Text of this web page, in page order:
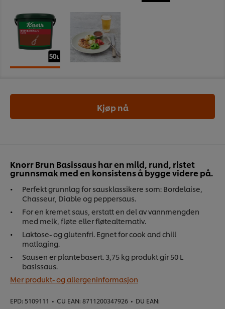
Knorr Brun Basissaus har en mild, rund, ristet
grunnsmak med en konsistens å bygge videre på.
Perfekt grunnlag for sausklassikere som: Bordelaise,
Chasseur, Diable og peppersaus.
For en kremet saus, erstatt en del av vannmengden
med melk, fløte eller fløtealternativ.
Laktose- og glutenfri. Egnet for cook and chill
matlaging.
Sausen er plantebasert. 3,75 kg produkt gir 50 L
basissaus.
Mer produkt- og allergeninformasjon
EPD: 5109111 • CU EAN: 8711200347926 • DU EAN:
Kjøp nå